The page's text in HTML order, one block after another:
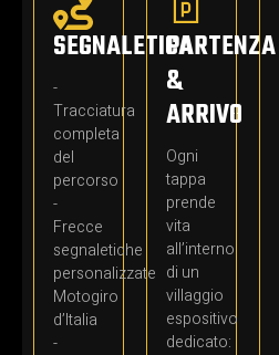
SEGNALETICA
-
Tracciatura
completa
del
percorso
-
Frecce
segnaletiche
personalizzate
Motogiro
d’Italia
-
PARTENZA
&
ARRIVO
Ogni
tappa
prende
vita
all’interno
di un
villaggio
espositivo
dedicato: